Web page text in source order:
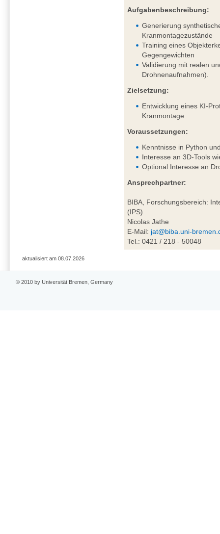
Aufgabenbeschreibung:
Generierung
Kranmontagezustände
Training eines
Gegengewichten
Validierung mit realen
Drohnenaufnahmen).
Zielsetzung:
Entwicklung eines KI-
Kranmontage
Voraussetzungen:
Kenntnisse in Python
Interesse an 3D-Tools
Optional Interesse an
Ansprechpartner:
BIBA, Forschungsbereich:
(IPS)
Nicolas Jathe
E-Mail: jat@biba.uni-
Tel.: 0421 / 218 - 50048
aktualisiert am 08.07.2026
© 2010 by Universität Bremen, Germany